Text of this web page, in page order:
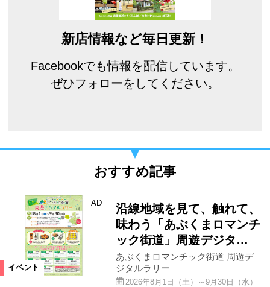
新店情報など毎日更新！
Facebookでも情報を配信しています。
ぜひフォローをしてください。
おすすめ記事
イベント
AD
沿線地域を見て、触れて、
味わう「あぶくまロマンチ
ック街道」周遊デジタ…
あぶくまロマンチック街道 周遊デ
ジタルラリー
2026年8月1日（土）～9月30日（水）